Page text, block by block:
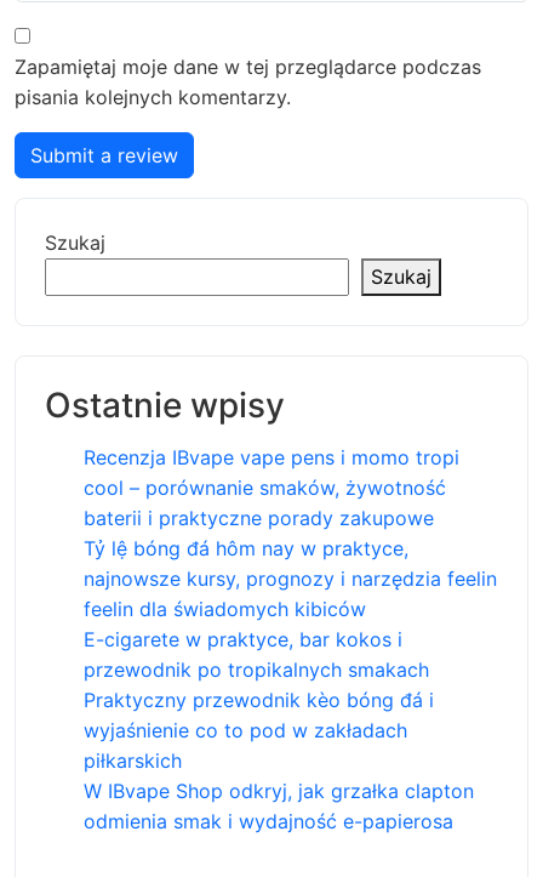
Zapamiętaj moje dane w tej przeglądarce podczas
pisania kolejnych komentarzy.
Submit a review
Szukaj
Szukaj
Ostatnie wpisy
Recenzja IBvape vape pens i momo tropi
cool – porównanie smaków, żywotność
baterii i praktyczne porady zakupowe
Tỷ lệ bóng đá hôm nay w praktyce,
najnowsze kursy, prognozy i narzędzia feelin
feelin dla świadomych kibiców
E-cigarete w praktyce, bar kokos i
przewodnik po tropikalnych smakach
Praktyczny przewodnik kèo bóng đá i
wyjaśnienie co to pod w zakładach
piłkarskich
W IBvape Shop odkryj, jak grzałka clapton
odmienia smak i wydajność e-papierosa